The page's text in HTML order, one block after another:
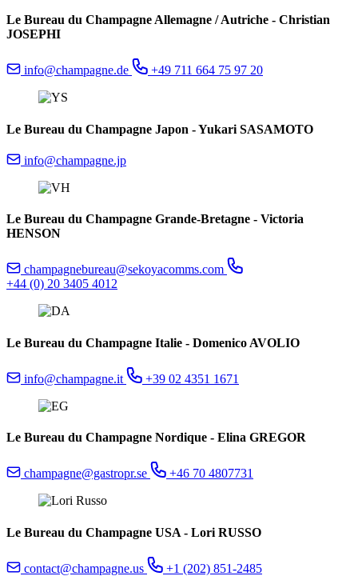
Le Bureau du Champagne Allemagne / Autriche - Christian
JOSEPHI
info@champagne.de +49 711 664 75 97 20
Le Bureau du Champagne Japon - Yukari SASAMOTO
info@champagne.jp
Le Bureau du Champagne Grande-Bretagne - Victoria
HENSON
champagnebureau@sekoyacomms.com
+44 (0) 20 3405 4012
Le Bureau du Champagne Italie - Domenico AVOLIO
info@champagne.it +39 02 4351 1671
Le Bureau du Champagne Nordique - Elina GREGOR
champagne@gastropr.se +46 70 4807731
Le Bureau du Champagne USA - Lori RUSSO
contact@champagne.us +1 (202) 851-2485